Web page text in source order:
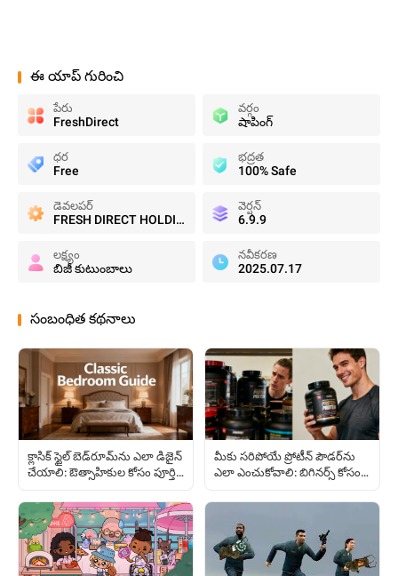
ఈ యాప్ గురించి
పేరు
FreshDirect
వర్గం
షాపింగ్
ధర
Free
భద్రత
100% Safe
డెవలపర్
FRESH DIRECT HOLDINGS
వెర్షన్
6.9.9
లక్ష్యం
బిజీ కుటుంబాలు
నవీకరణ
2025.07.17
సంబంధిత కథనాలు
క్లాసిక్ స్టైల్ బెడ్‌రూమ్‌ను ఎలా డిజైన్
చేయాలి: ఔత్సాహికుల కోసం పూర్తి
మీకు సరిపోయే ప్రోటీన్ పౌడర్‌ను
ఎలా ఎంచుకోవాలి: బిగినర్స్ కోసం